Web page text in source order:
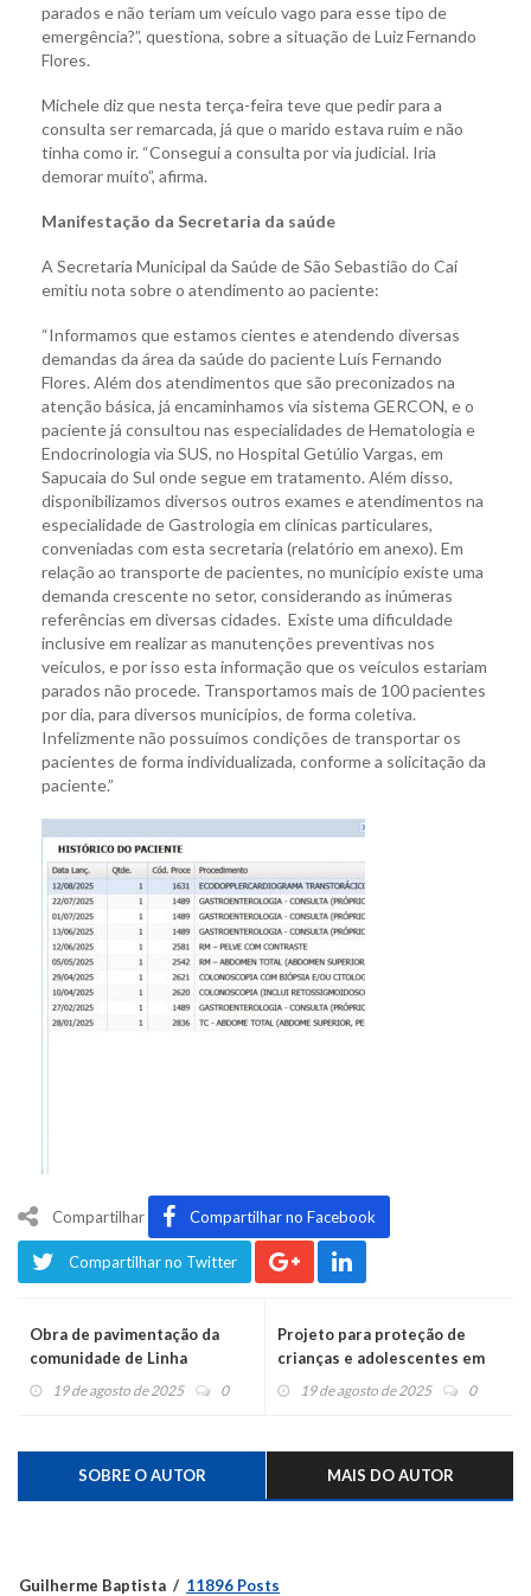
parados e não teriam um veículo vago para esse tipo de
emergência?”, questiona, sobre a situação de Luiz Fernando
Flores.
Michele diz que nesta terça-feira teve que pedir para a
consulta ser remarcada, já que o marido estava ruim e não
tinha como ir. “Consegui a consulta por via judicial. Iria
demorar muito”, afirma.
Manifestação da Secretaria da saúde
A Secretaria Municipal da Saúde de São Sebastião do Caí
emitiu nota sobre o atendimento ao paciente:
“Informamos que estamos cientes e atendendo diversas
demandas da área da saúde do paciente Luís Fernando
Flores. Além dos atendimentos que são preconizados na
atenção básica, já encaminhamos via sistema GERCON, e o
paciente já consultou nas especialidades de Hematologia e
Endocrinologia via SUS, no Hospital Getúlio Vargas, em
Sapucaia do Sul onde segue em tratamento. Além disso,
disponibilizamos diversos outros exames e atendimentos na
especialidade de Gastrologia em clínicas particulares,
conveniadas com esta secretaria (relatório em anexo). Em
relação ao transporte de pacientes, no município existe uma
demanda crescente no setor, considerando as inúmeras
referências em diversas cidades. Existe uma dificuldade
inclusive em realizar as manutenções preventivas nos
veículos, e por isso esta informação que os veículos estariam
parados não procede. Transportamos mais de 100 pacientes
por dia, para diversos municípios, de forma coletiva.
Infelizmente não possuímos condições de transportar os
pacientes de forma individualizada, conforme a solicitação da
paciente.”
Compartilhar Compartilhar no Facebook
Compartilhar no Twitter
Obra de pavimentação da
comunidade de Linha
Comprida está concluída
19 de agosto de 2025 0
Projeto para proteção de
crianças e adolescentes em
redes sociais deve ser votado
19 de agosto de 2025 0
SOBRE O AUTOR MAIS DO AUTOR
Guilherme Baptista 11896 Posts